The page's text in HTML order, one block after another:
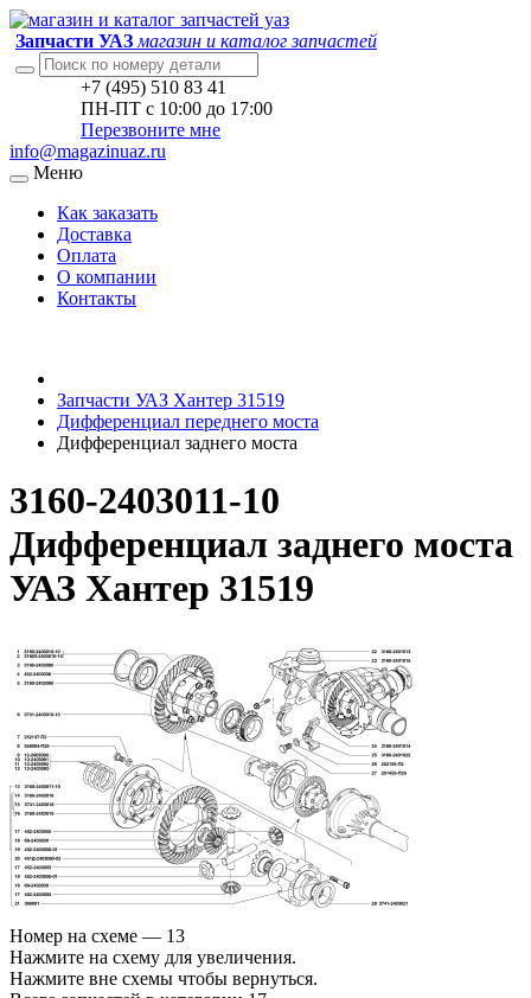
Запчасти УАЗ магазин и каталог запчастей
+7 (495) 510 83 41
ПН-ПТ с 10:00 до 17:00
Перезвоните мне
info@magazinuaz.ru
Меню
Как заказать
Доставка
Оплата
О компании
Контакты
Запчасти УАЗ Хантер 31519
Дифференциал переднего моста
Дифференциал заднего моста
3160-2403011-10
Дифференциал заднего моста
УАЗ Хантер 31519
Номер на схеме — 13
Нажмите на схему для увеличения.
Нажмите вне схемы чтобы вернуться.